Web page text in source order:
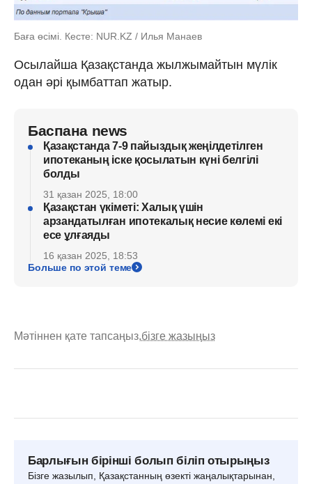
Баға өсімі. Кесте: NUR.KZ / Илья Манаев
Осылайша Қазақстанда жылжымайтын мүлік
одан әрі қымбаттап жатыр.
Баспана news
Қазақстанда 7-9 пайыздық жеңілдетілген
ипотеканың іске қосылатын күні белгілі
болды
31 қазан 2025, 18:00
Қазақстан үкіметі: Халық үшін
арзандатылған ипотекалық несие көлемі екі
есе ұлғаяды
16 қазан 2025, 18:53
Больше по этой теме
Мәтіннен қате тапсаңыз,бізге жазыңыз
Барлығын бірінші болып біліп отырыңыз
Бізге жазылып, Қазақстанның өзекті жаңалықтарынан,